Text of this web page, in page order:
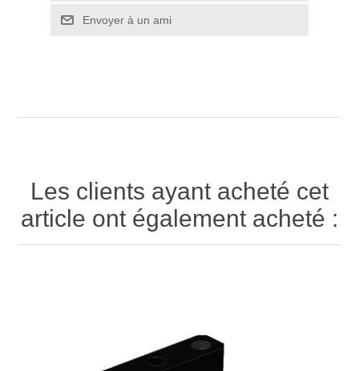
Envoyer à un ami
Les clients ayant acheté cet
article ont également acheté :